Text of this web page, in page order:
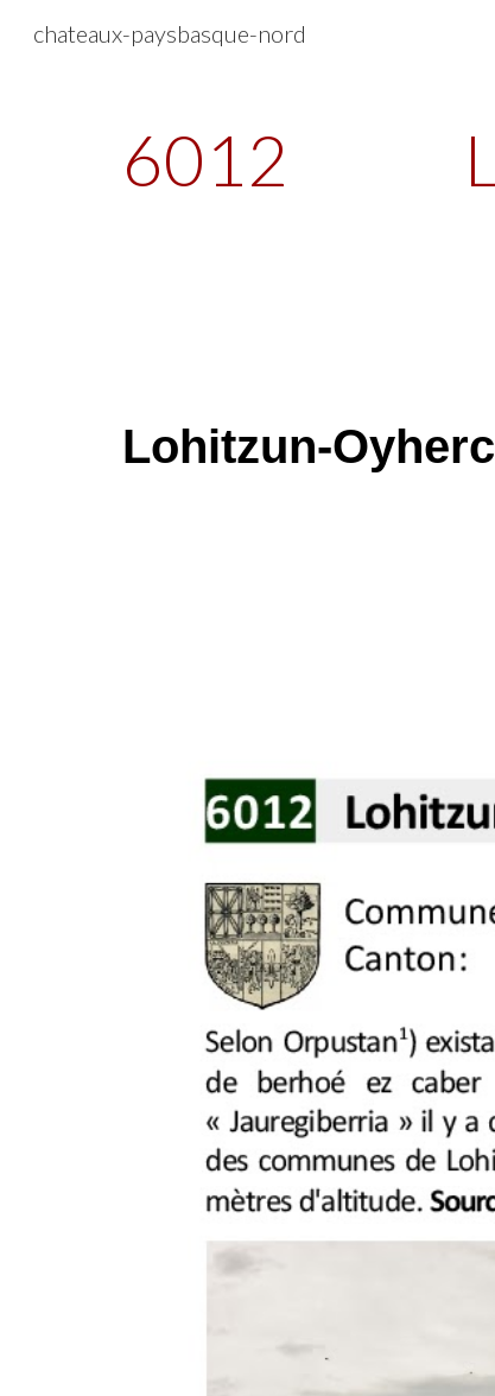
chateaux-paysbasque-nord
6012
Lohitzun-